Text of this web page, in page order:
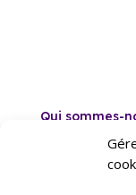
Qui sommes-